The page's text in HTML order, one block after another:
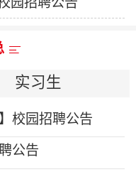
实习生
校园招聘公告
公告